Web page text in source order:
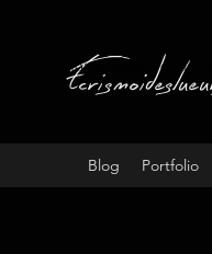
Photographie voiture
Blog Portfolio